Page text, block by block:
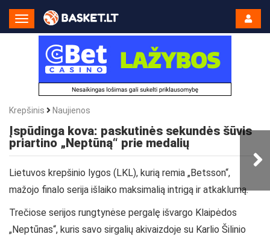
Toggle
Navigation
Krepšinis Naujienos
Įspūdinga kova: paskutinės sekundės šūvis
priartino „Neptūną“ prie medalių
Lietuvos krepšinio lygos (LKL), kurią remia „Betsson“,
mažojo finalo serija išlaiko maksimalią intrigą ir atkaklumą.
Trečiose serijos rungtynėse pergalę išvargo Klaipėdos
„Neptūnas“, kuris savo sirgalių akivaizdoje su Karlio Šilinio